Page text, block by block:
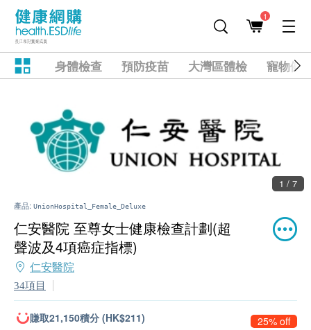
1
身體檢查 預防疫苗 大灣區體檢 寵物健
1 / 7
產品: UnionHospital_Female_Deluxe
仁安醫院 至尊女士健康檢查計劃(超
聲波及4項癌症指標)
仁安醫院
34項目
賺取21,150積分 (HK$211) 25% off